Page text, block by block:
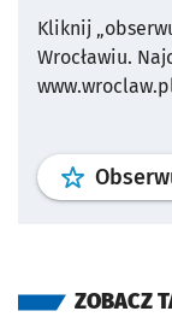
Kliknij
Wrocławiu.
ZOBACZ